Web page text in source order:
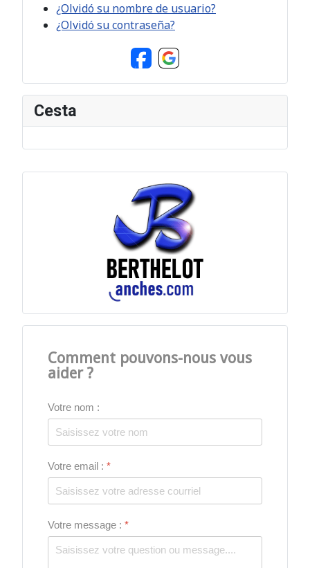
Comment pouvons-nous vous
aider ?
Votre nom :
Votre email : *
Votre message : *
¿Olvidó su nombre de usuario?
¿Olvidó su contraseña?
Cesta